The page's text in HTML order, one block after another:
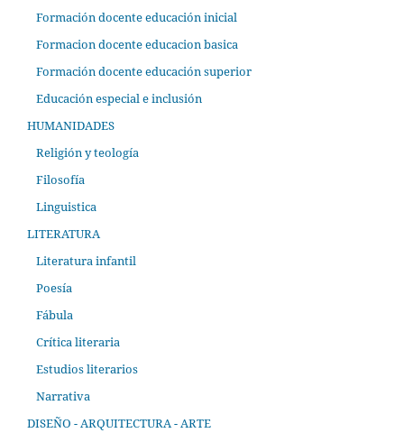
Formación docente educación inicial
Formacion docente educacion basica
Formación docente educación superior
Educación especial e inclusión
HUMANIDADES
Religión y teología
Filosofía
Linguistica
LITERATURA
Literatura infantil
Poesía
Fábula
Crítica literaria
Estudios literarios
Narrativa
DISEÑO - ARQUITECTURA - ARTE